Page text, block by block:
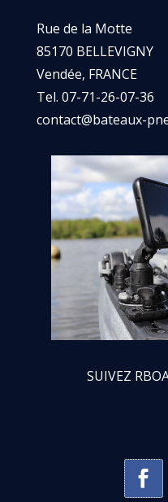
Rue de la Motte
85170 BELLEVIGNY
Vendée, FRANCE
Tel. 07-71-26-07-36
contact@bateaux-
SUIVEZ